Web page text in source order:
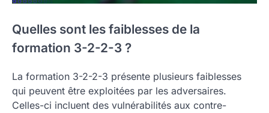
Quelles sont les faiblesses de la
formation 3-2-2-3 ?
La formation 3-2-2-3 présente plusieurs faiblesses
qui peuvent être exploitées par les adversaires.
Celles-ci incluent des vulnérabilités aux contre-